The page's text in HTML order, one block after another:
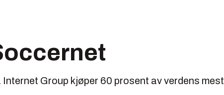
Group kjøper 60 prosent av verdens mest